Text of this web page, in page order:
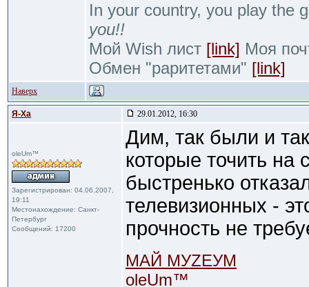
In your country, you play the
you!!
Мой Wish лист [link] Моя
Обмен "раритетами" [link]
Наверх
Я-Ха 29.01.2012, 16:30
oleUm™
Зарегистрирован: 04.06.2007,
19:11
Местонахождение: Санкт-
Петербург
Сообщений: 17200
Дим, так были и
которые точить на
быстренько
телевизионных -
прочность не
МАЙ МУZЕУМ
oleUm™